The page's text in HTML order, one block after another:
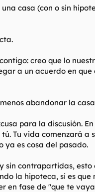
casa (con o sin
creo que lo
a un acuerdo en
abandonar la
para la discusión.
Tu vida comenzará a
ya es cosa del pasado.
contrapartidas, esto
la hipoteca, si es
en fase de "que te